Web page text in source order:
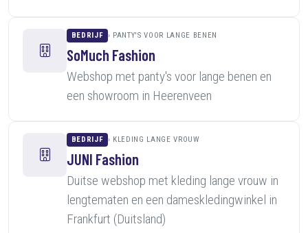
BEDRIJF PANTY'S VOOR LANGE BENEN
SoMuch Fashion
Webshop met panty's voor lange benen en
een showroom in Heerenveen
BEDRIJF KLEDING LANGE VROUW
JUNI Fashion
Duitse webshop met kleding lange vrouw in
lengtematen en een dameskledingwinkel in
Frankfurt (Duitsland)